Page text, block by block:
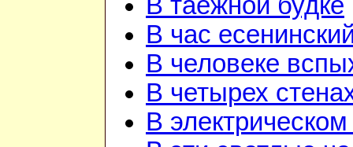
В таёжной будке
В час
В человеке
В четырех
В